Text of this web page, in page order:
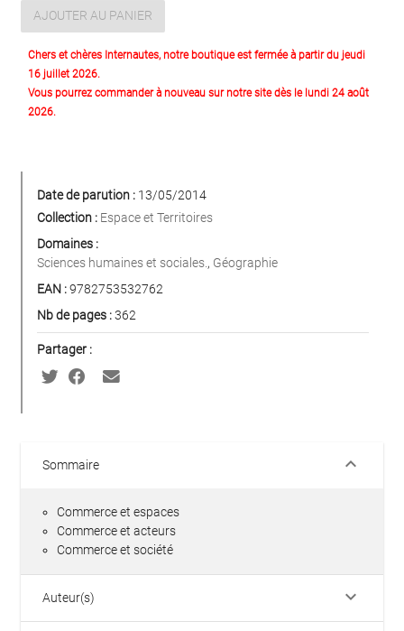
AJOUTER AU PANIER
Chers et chères Internautes, notre boutique est fermée à partir du jeudi
16 juillet 2026.
Vous pourrez commander à nouveau sur notre site dès le lundi 24 août
2026.
Date de parution : 13/05/2014
Collection : Espace et Territoires
Domaines :
Sciences humaines et sociales. , Géographie
EAN :9782753532762
Nb de pages :362
Partager :
Sommaire keyboard_arrow_down
Commerce et espaces
Commerce et acteurs
Commerce et société
Auteur(s) keyboard_arrow_down